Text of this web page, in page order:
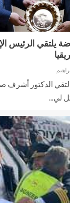
يلتقي الرئيس
الدكتور أشرف
لي...